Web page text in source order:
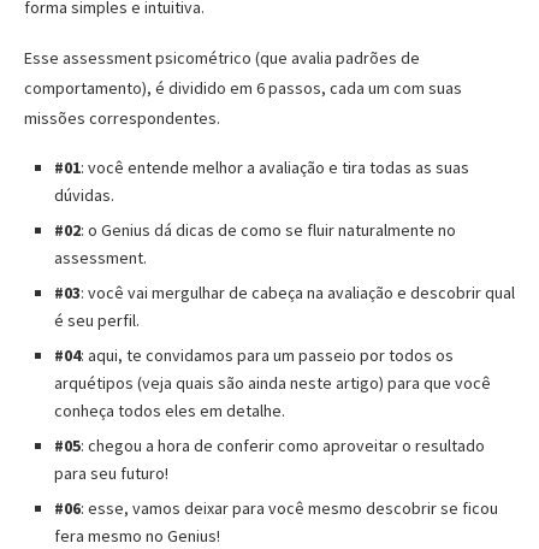
forma simples e intuitiva.
Esse assessment psicométrico (que avalia padrões de
comportamento), é dividido em 6 passos, cada um com suas
missões correspondentes.
#01: você entende melhor a avaliação e tira todas as suas
dúvidas.
#02: o Genius dá dicas de como se fluir naturalmente no
assessment.
#03: você vai mergulhar de cabeça na avaliação e descobrir qual
é seu perfil.
#04: aqui, te convidamos para um passeio por todos os
arquétipos (veja quais são ainda neste artigo) para que você
conheça todos eles em detalhe.
#05: chegou a hora de conferir como aproveitar o resultado
para seu futuro!
#06: esse, vamos deixar para você mesmo descobrir se ficou
fera mesmo no Genius!